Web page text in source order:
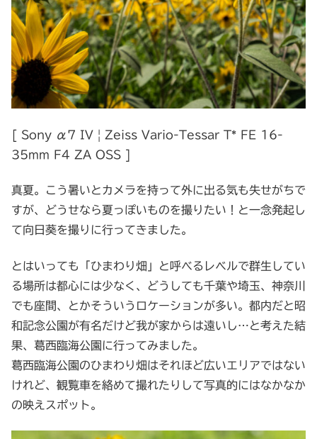
[ Sony α7 IV | Zeiss Vario-Tessar T* FE 16-
35mm F4 ZA OSS ]
真夏。こう暑いとカメラを持って外に出る気も失せがちで
すが、どうせなら夏っぽいものを撮りたい！と一念発起し
て向日葵を撮りに行ってきました。
とはいっても「ひまわり畑」と呼べるレベルで群生してい
る場所は都心には少なく、どうしても千葉や埼玉、神奈川
でも座間、とかそういうロケーションが多い。都内だと昭
和記念公園が有名だけど我が家からは遠いし…と考えた結
果、葛西臨海公園に行ってみました。
葛西臨海公園のひまわり畑はそれほど広いエリアではない
けれど、観覧車を絡めて撮れたりして写真的にはなかなか
の映えスポット。